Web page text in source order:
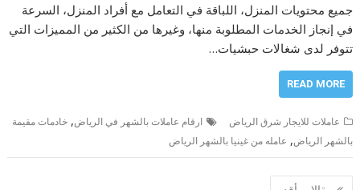
جميع محتويات المنزل، اللباقة في التعامل مع أفراد المنزل، السرعة
في إنجاز الخدمات المطلوبة منها، وغيرها من الكثير من المميزات التي
تتوفر لدى شغالات حبشيات…
READ MORE
عاملات للايجار شرق الرياض ارقام عاملات بالشهر في الرياض,خادمات مقيمة
بالشهر الرياض, عامله من غينيا بالشهر الرياض
تصفّح